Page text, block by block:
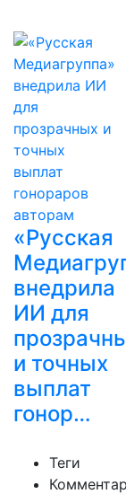
«Русская
внедрила
ИИ для
и точных
выплат
гонор…
Теги